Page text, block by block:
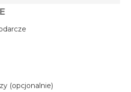
(opcjonalnie)